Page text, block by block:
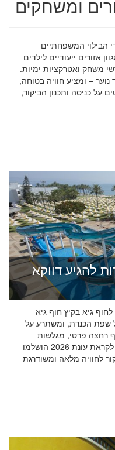
ומשחקים
הבילוי המשפחתיים
אזורים ייעודיים לילדים
משחק ואטרקציות ימיות.
– ומציע חוויה בטוחה,
כניסה ותכנון הביקור,
להגיע דווקא
גיא בקיץ חוף גיא
שפת הכנרת, ומשתרע על
חוף רחצה פרטי, מגלשות
אקסטרים, בריכת גלים ומתקנים לילדים. לקראת עונת 2026 הושלמו
לחוויה מלאה ומשודרגת